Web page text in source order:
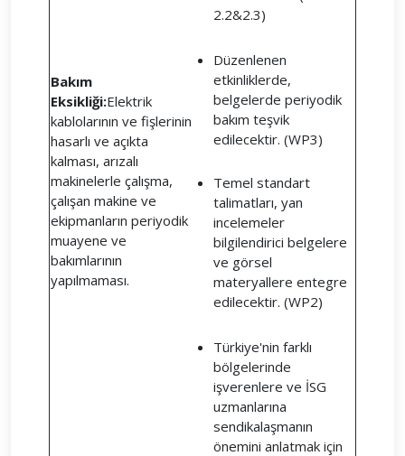
2.2&2.3)
Bakım
Eksikliği:Elektrik
kablolarının ve fişlerinin
hasarlı ve açıkta
kalması, arızalı
makinelerle çalışma,
çalışan makine ve
ekipmanların periyodik
muayene ve
bakımlarının
yapılmaması.
Düzenlenen
etkinliklerde,
belgelerde periyodik
bakım teşvik
edilecektir. (WP3)
Temel standart
talimatları, yan
incelemeler
bilgilendirici belgelere
ve görsel
materyallere entegre
edilecektir. (WP2)
Türkiye'nin farklı
bölgelerinde
işverenlere ve İSG
uzmanlarına
sendikalaşmanın
önemini anlatmak için